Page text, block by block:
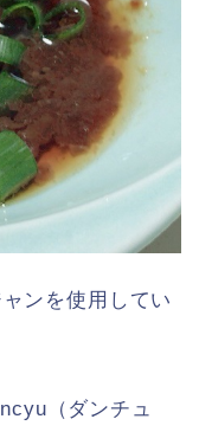
ンを使用してい
（ダンチュ